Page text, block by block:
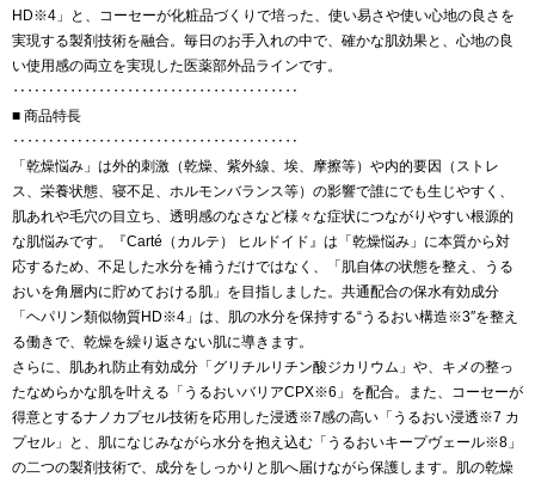
HD※4」と、コーセーが化粧品づくりで培った、使い易さや使い心地の良さを
実現する製剤技術を融合。毎日のお手入れの中で、確かな肌効果と、心地の良
い使用感の両立を実現した医薬部外品ラインです。
‥‥‥‥‥‥‥‥‥‥‥‥‥‥‥‥‥‥‥‥
■ 商品特長
‥‥‥‥‥‥‥‥‥‥‥‥‥‥‥‥‥‥‥‥
「乾燥悩み」は外的刺激（乾燥、紫外線、埃、摩擦等）や内的要因（ストレ
ス、栄養状態、寝不足、ホルモンバランス等）の影響で誰にでも生じやすく、
肌あれや毛穴の目立ち、透明感のなさなど様々な症状につながりやすい根源的
な肌悩みです。『Carté（カルテ） ヒルドイド』は「乾燥悩み」に本質から対
応するため、不足した水分を補うだけではなく、「肌自体の状態を整え、うる
おいを角層内に貯めておける肌」を目指しました。共通配合の保水有効成分
「ヘパリン類似物質HD※4」は、肌の水分を保持する“うるおい構造※3″を整え
る働きで、乾燥を繰り返さない肌に導きます。
さらに、肌あれ防止有効成分「グリチルリチン酸ジカリウム」や、キメの整っ
たなめらかな肌を叶える「うるおいバリアCPX※6」を配合。また、コーセーが
得意とするナノカプセル技術を応用した浸透※7感の高い「うるおい浸透※7 カ
プセル」と、肌になじみながら水分を抱え込む「うるおいキープヴェール※8」
の二つの製剤技術で、成分をしっかりと肌へ届けながら保護します。肌の乾燥